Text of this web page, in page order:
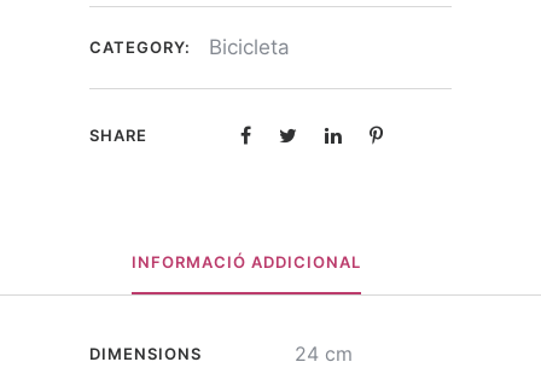
CATEGORY: Bicicleta
SHARE
INFORMACIÓ ADDICIONAL
DIMENSIONS 24 cm